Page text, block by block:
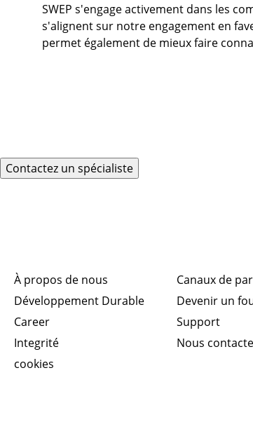
SWEP s'engage activement dans les
s'alignent sur notre engagement en
permet également de mieux faire
Contactez un spécialiste
À propos de nous
Développement Durable
Career
Integrité
cookies
Canaux de
Devenir un
Support
Nous